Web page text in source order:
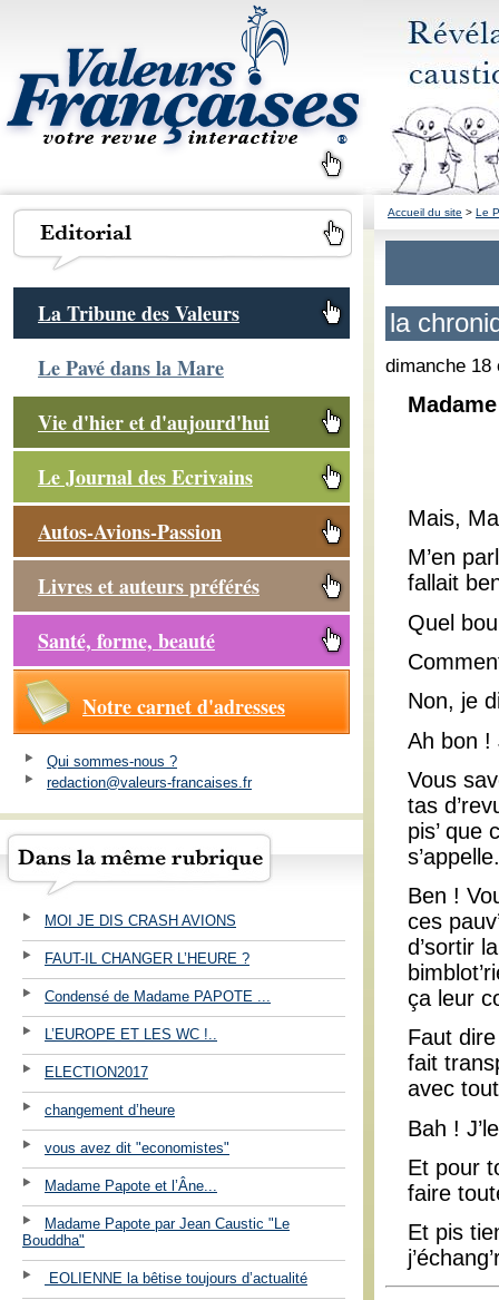
La Tribune des Valeurs
Le Pavé dans la Mare
Vie d'hier et d'aujourd'hui
Le Journal des Ecrivains
Autos-Avions-Passion
Livres et auteurs préférés
Santé, forme, beauté
Notre carnet d'adresses
Qui sommes-nous ?
redaction@valeurs-francaises.fr
MOI JE DIS CRASH AVIONS
FAUT-IL CHANGER L’HEURE ?
Condensé de Madame PAPOTE ...
L’EUROPE ET LES WC !..
ELECTION2017
changement d’heure
vous avez dit "economistes"
Madame Papote et l’Âne...
Madame Papote par Jean Caustic "Le
Bouddha"
EOLIENNE la bêtise toujours d’actualité
Accueil du site > Le
la
dimanche 18
Mais,
M’en
fallait
Quel
Non, je
Ah bon !
Vous
tas
pis’ que
s’appelle.
Ben !
ces
d’sortir
ça leur
Faut dire
fait
avec
Bah !
Et pour
faire
Et pis